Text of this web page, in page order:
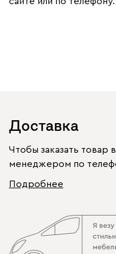
Доставка
Чтобы заказать товар
менеджером по
Подробнее